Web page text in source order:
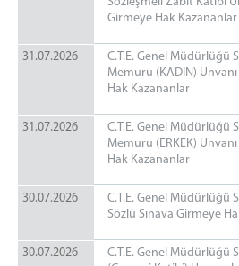
Adalet Komisyonu
Tarama Merkezi
Ağır Ceza Mahkemesi
Asliye Ceza Mahkemesi
İnfaz Hakimliği
Asliye Hukuk Mahkemesi
Sulh Hukuk Mahkemesi
Girmeye Hak Kazananlar
31.07.2026
C.T.E. Genel Müdürlüğü
Memuru (KADIN)
Hak Kazananlar
31.07.2026
C.T.E. Genel Müdürlüğü
Memuru (ERKEK)
Hak Kazananlar
30.07.2026
C.T.E. Genel Müdürlüğü
Sözlü Sınava Girmeye
30.07.2026
C.T.E. Genel Müdürlüğü